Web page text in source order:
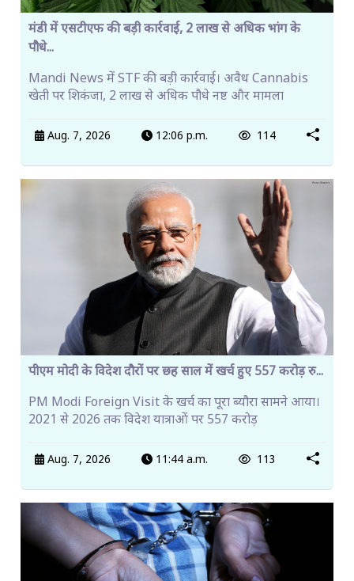
मंडी में एसटीएफ की बड़ी कार्रवाई, 2 लाख से अधिक भांग के
पौधे...
Mandi News में STF की बड़ी कार्रवाई। अवैध Cannabis
खेती पर शिकंजा, 2 लाख से अधिक पौधे नष्ट और मामला
Aug. 7, 2026 12:06 p.m. 114
पीएम मोदी के विदेश दौरों पर छह साल में खर्च हुए 557 करोड़ रु...
PM Modi Foreign Visit के खर्च का पूरा ब्यौरा सामने आया।
2021 से 2026 तक विदेश यात्राओं पर 557 करोड़
Aug. 7, 2026 11:44 a.m. 113